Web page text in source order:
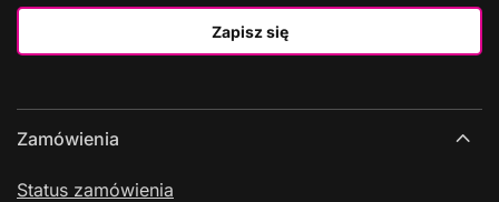
Zapisz się
Zamówienia
Status zamówienia